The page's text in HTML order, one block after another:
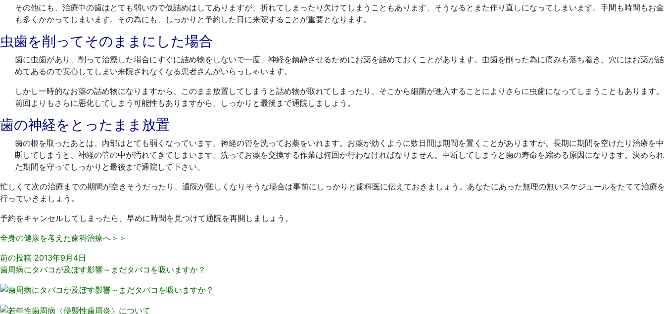
その他にも、治療中の歯はとても弱いので仮詰めはしてありますが、折れてしまったり欠けてしまうこともあります、そうなるとまた作り直しになってしまいます。手間も時間もお金
も多くかかってしまいます。その為にも、しっかりと予約した日に来院することが重要となります。
虫歯を削ってそのままにした場合
歯に虫歯があり、削って治療した場合にすぐに詰め物をしないで一度、神経を鎮静させるためにお薬を詰めておくことがあります。虫歯を削った為に痛みも落ち着き、穴にはお薬が詰
めてあるので安心してしまい来院されなくなる患者さんがいらっしゃいます。
しかし一時的なお薬の詰め物になりますから、このまま放置してしまうと詰め物が取れてしまったり、そこから細菌が進入することによりさらに虫歯になってしまうこともあります。
前回よりもさらに悪化してしまう可能性もありますから、しっかりと最後まで通院しましょう。
歯の神経をとったまま放置
歯の根を取ったあとは、内部はとても弱くなっています。神経の管を洗ってお薬をいれます。お薬が効くように数日間は期間を置くことがありますが、長期に期間を空けたり治療を中
断してしまうと、神経の管の中が汚れてきてしまいます。洗ってお薬を交換する作業は何回か行わなければなりません。中断してしまうと歯の寿命を縮める原因になります。決められ
た期間を守ってしっかりと最後まで通院して下さい。
忙しくて次の治療までの期間が空きそうだったり、通院が難しくなりそうな場合は事前にしっかりと歯科医に伝えておきましょう。あなたにあった無理の無いスケジュールをたてて治療を
行っていきましょう。
予約をキャンセルしてしまったら、早めに時間を見つけて通院を再開しましょう。
全身の健康を考えた歯科治療へ＞＞
前の投稿 2013年9月4日
歯周病にタバコが及ぼす影響～まだタバコを吸いますか？